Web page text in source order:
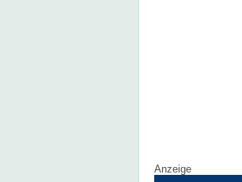
Anzeige